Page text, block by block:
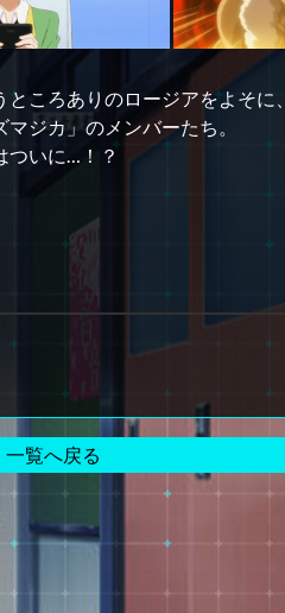
ころありのロージアをよそに、
ジカ」のメンバーたち。
ついに…！？
一覧へ戻る